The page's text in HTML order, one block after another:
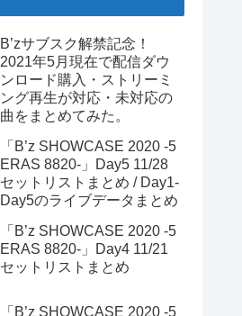
B’zサブスク解禁記念！
2021年5月現在で配信ダウ
ンロード購入・ストリーミ
ング再生が対応・未対応の
曲をまとめてみた。
「B’z SHOWCASE 2020 -5
ERAS 8820-」Day5 11/28
セットリストまとめ / Day1-
Day5のライブデータまとめ
「B’z SHOWCASE 2020 -5
ERAS 8820-」Day4 11/21
セットリストまとめ
「B’z SHOWCASE 2020 -5